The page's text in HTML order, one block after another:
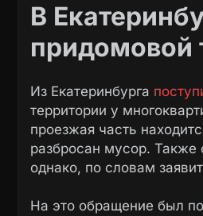
В
придомовой
Из Екатеринбурга
территории у
проезжая часть
разбросан мусор. Также
однако, по словам
На это обращение был